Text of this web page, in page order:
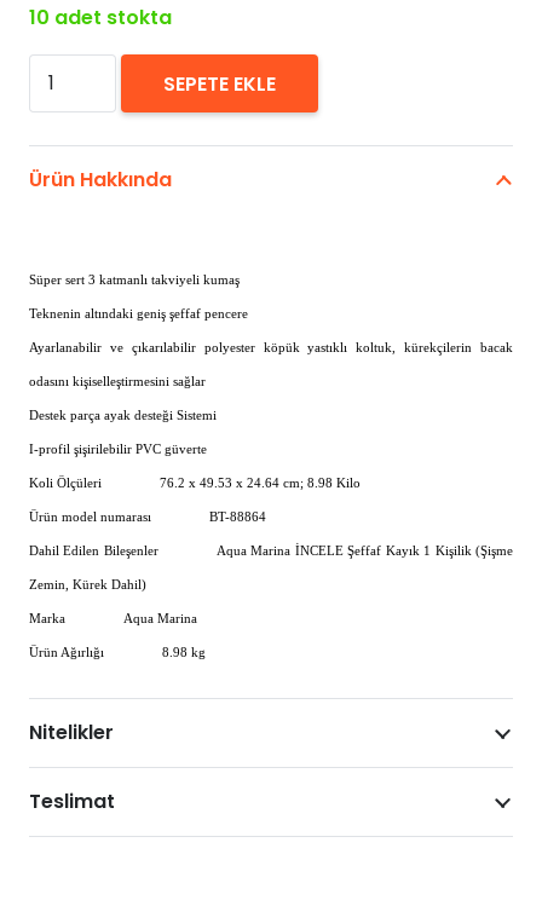
10 adet stokta
Aqua
Marina
Kayak
adet
SEPETE EKLE
Ürün Hakkında
Süper sert 3 katmanlı takviyeli kumaş
Teknenin altındaki geniş şeffaf pencere
Ayarlanabilir ve çıkarılabilir polyester köpük yastıklı koltuk, kürekçilerin bacak
odasını kişiselleştirmesini sağlar
Destek parça ayak desteği Sistemi
I-profil şişirilebilir PVC güverte
Koli Ölçüleri 76.2 x 49.53 x 24.64 cm; 8.98 Kilo
Ürün model numarası BT-88864
Dahil Edilen Bileşenler Aqua Marina İNCELE Şeffaf Kayık 1 Kişilik (Şişme
Zemin, Kürek Dahil)
Marka Aqua Marina
Ürün Ağırlığı 8.98 kg
Nitelikler
Teslimat